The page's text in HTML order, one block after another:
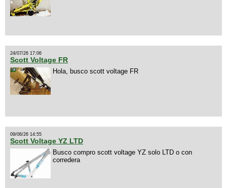
24/07/26 17:06
Scott Voltage FR
Hola, busco scott voltage FR
09/06/26 14:55
Scott Voltage YZ LTD
Busco compro scott voltage YZ solo LTD o con
corredera